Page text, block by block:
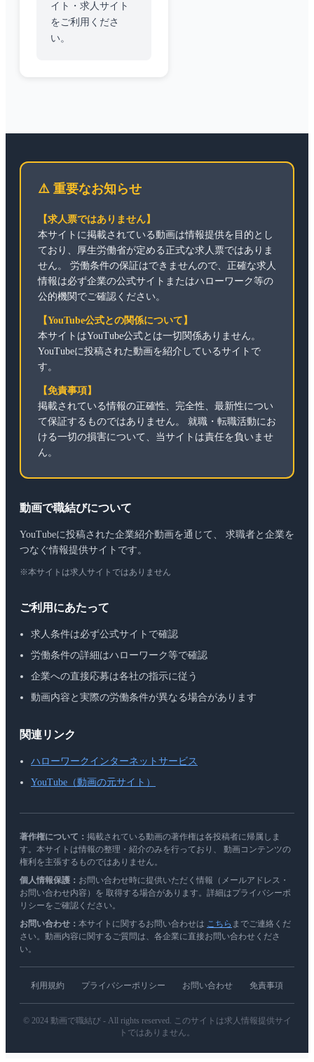
イト・求人サイト
をご利用くださ
い。
⚠️ 重要なお知らせ
【求人票ではありません】
本サイトに掲載されている動画は情報提供を目的とし
ており、厚生労働省が定める正式な求人票ではありま
せん。 労働条件の保証はできませんので、正確な求人
情報は必ず企業の公式サイトまたはハローワーク等の
公的機関でご確認ください。
【YouTube公式との関係について】
本サイトはYouTube公式とは一切関係ありません。
YouTubeに投稿された動画を紹介しているサイトで
す。
【免責事項】
掲載されている情報の正確性、完全性、最新性につい
て保証するものではありません。 就職・転職活動にお
ける一切の損害について、当サイトは責任を負いませ
ん。
動画で職結びについて
YouTubeに投稿された企業紹介動画を通じて、 求職者と企業を
つなぐ情報提供サイトです。
※本サイトは求人サイトではありません
ご利用にあたって
求人条件は必ず公式サイトで確認
労働条件の詳細はハローワーク等で確認
企業への直接応募は各社の指示に従う
動画内容と実際の労働条件が異なる場合があります
関連リンク
ハローワークインターネットサービス
YouTube（動画の元サイト）
著作権について： 掲載されている動画の著作権は各投稿者に帰属しま
す。本サイトは情報の整理・紹介のみを行っており、 動画コンテンツの
権利を主張するものではありません。
個人情報保護： お問い合わせ時に提供いただく情報（メールアドレス・
お問い合わせ内容）を 取得する場合があります。詳細はプライバシーポ
リシーをご確認ください。
お問い合わせ： 本サイトに関するお問い合わせは こちら までご連絡くだ
さい。動画内容に関するご質問は、各企業に直接お問い合わせくださ
い。
利用規約 プライバシーポリシー お問い合わせ 免責事項
© 2024 動画で職結び - All rights reserved. このサイトは求人情報提供サイ
トではありません。